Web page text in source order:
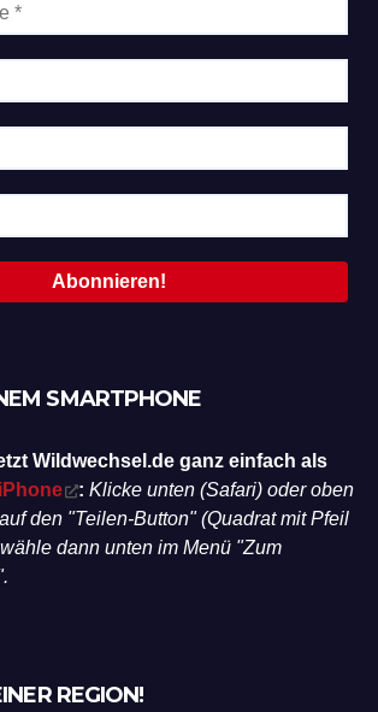
SMARTPHONE
Wildwechsel.de ganz einfach als
iPhone : Klicke unten (Safari) oder oben
den "Teilen-Button" (Quadrat mit Pfeil
dann unten im Menü "Zum
REGION!